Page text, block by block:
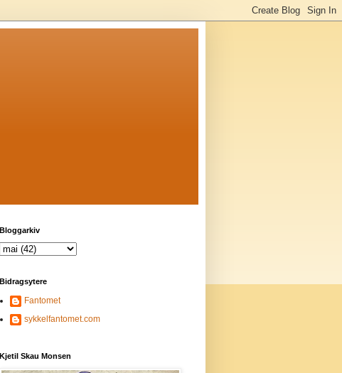
Bloggarkiv
Bidragsytere
Fantomet
sykkelfantomet.com
Kjetil Skau Monsen